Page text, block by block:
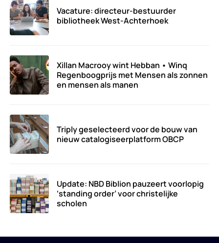
Vacature: directeur-bestuurder
bibliotheek West-Achterhoek
Xillan Macrooy wint Hebban • Winq
Regenboogprijs met Mensen als zonnen
en mensen als manen
Triply geselecteerd voor de bouw van
nieuw catalogiseerplatform OBCP
Update: NBD Biblion pauzeert voorlopig
‘standing order’ voor christelijke
scholen